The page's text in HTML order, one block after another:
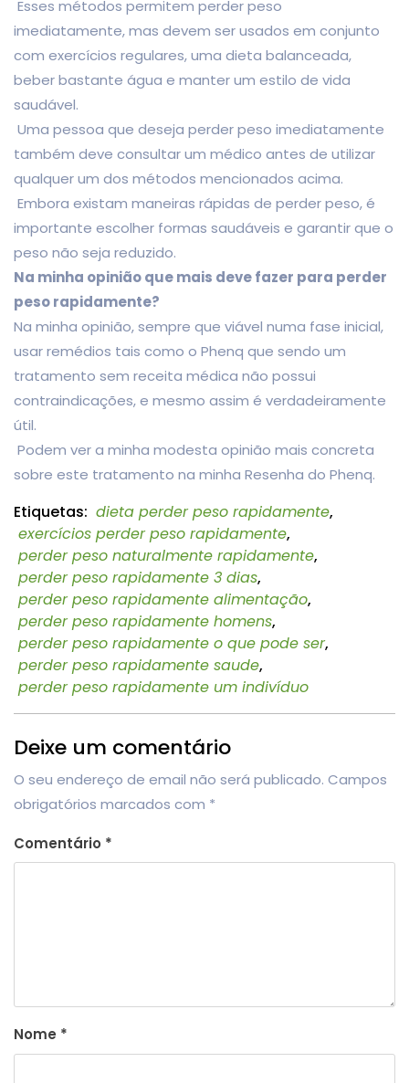
Esses métodos permitem perder peso
imediatamente, mas devem ser usados em conjunto
com exercícios regulares, uma dieta balanceada,
beber bastante água e manter um estilo de vida
saudável.
Uma pessoa que deseja perder peso imediatamente
também deve consultar um médico antes de utilizar
qualquer um dos métodos mencionados acima.
Embora existam maneiras rápidas de perder peso, é
importante escolher formas saudáveis e garantir que o
peso não seja reduzido.
Na minha opinião que mais deve fazer para perder
peso rapidamente?
Na minha opinião, sempre que viável numa fase inicial,
usar remédios tais como o Phenq que sendo um
tratamento sem receita médica não possui
contraindicações, e mesmo assim é verdadeiramente
útil.
Podem ver a minha modesta opinião mais concreta
sobre este tratamento na minha Resenha do Phenq.
Etiquetas: dieta perder peso rapidamente,
exercícios perder peso rapidamente,
perder peso naturalmente rapidamente,
perder peso rapidamente 3 dias,
perder peso rapidamente alimentação,
perder peso rapidamente homens,
perder peso rapidamente o que pode ser,
perder peso rapidamente saude,
perder peso rapidamente um indivíduo
Deixe um comentário
O seu endereço de email não será publicado. Campos
obrigatórios marcados com *
Comentário *
Nome *